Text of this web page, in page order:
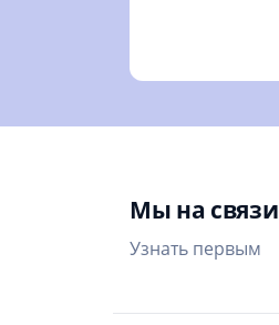
Мы на связи
Узнать первым